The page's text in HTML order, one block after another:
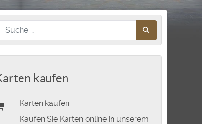
diesem Begriff suchen
kaufen
Karten kaufen
Kaufen Sie Karten online in unserem